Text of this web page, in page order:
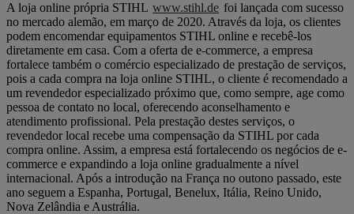
A loja online própria STIHL www.stihl.de foi lançada com sucesso
no mercado alemão, em março de 2020. Através da loja, os clientes
podem encomendar equipamentos STIHL online e recebê-los
diretamente em casa. Com a oferta de e-commerce, a empresa
fortalece também o comércio especializado de prestação de serviços,
pois a cada compra na loja online STIHL, o cliente é recomendado a
um revendedor especializado próximo que, como sempre, age como
pessoa de contato no local, oferecendo aconselhamento e
atendimento profissional. Pela prestação destes serviços, o
revendedor local recebe uma compensação da STIHL por cada
compra online. Assim, a empresa está fortalecendo os negócios de e-
commerce e expandindo a loja online gradualmente a nível
internacional. Após a introdução na França no outono passado, este
ano seguem a Espanha, Portugal, Benelux, Itália, Reino Unido,
Nova Zelândia e Austrália.